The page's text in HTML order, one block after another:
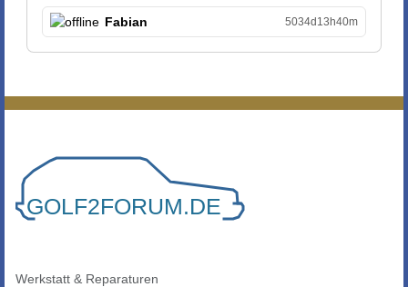
Fabian 5034d13h40m
Werkstatt & Reparaturen